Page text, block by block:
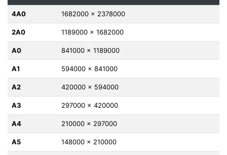
4A0 1682000 x 2378000
2A0 1189000 x 1682000
A0 841000 x 1189000
A1 594000 x 841000
A2 420000 x 594000
A3 297000 x 420000
A4 210000 x 297000
A5 148000 x 210000